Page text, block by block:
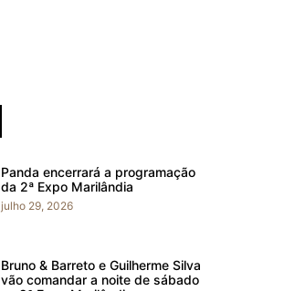
Panda encerrará a programação
da 2ª Expo Marilândia
julho 29, 2026
Bruno & Barreto e Guilherme Silva
vão comandar a noite de sábado